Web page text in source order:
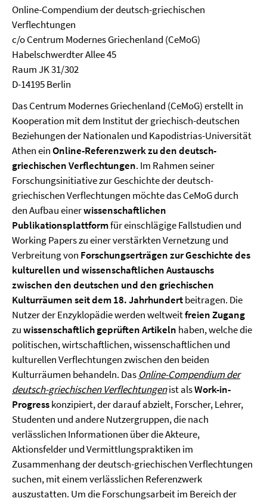
Online-Compendium der deutsch-griechischen
Verflechtungen
c/o Centrum Modernes Griechenland (CeMoG)
Habelschwerdter Allee 45
Raum JK 31/302
D-14195 Berlin
Das Centrum Modernes Griechenland (CeMoG) erstellt in
Kooperation mit dem Institut der griechisch-deutschen
Beziehungen der Nationalen und Kapodistrias-Universität
Athen einOnline-Referenzwerk zu den deutsch-
griechischen Verflechtungen. Im Rahmen seiner
Forschungsinitiative zur Geschichte der deutsch-
griechischen Verflechtungen möchte das CeMoG durch
den Aufbau einerwissenschaftlichen
Publikationsplattformfür einschlägige Fallstudien und
Working Papers zu einer verstärkten Vernetzung und
Verbreitung von Forschungserträgen zur Geschichte des
kulturellen und wissenschaftlichen Austauschs
zwischen den deutschen und den griechischen
Kulturräumen seit dem 18. Jahrhundertbeitragen. Die
Nutzer der Enzyklopädie werden weltweitfreien Zugang
zuwissenschaftlich geprüften Artikeln haben, welche die
politischen, wirtschaftlichen, wissenschaftlichen und
kulturellen Verflechtungen zwischen den beiden
Kulturräumen behandeln. Das Online-Compendium der
deutsch-griechischen Verflechtungenist alsWork-in-
Progresskonzipiert, der darauf abzielt, Forscher, Lehrer,
Studenten und andere Nutzergruppen, die nach
verlässlichen Informationen über die Akteure,
Aktionsfelder und Vermittlungspraktiken im
Zusammenhang der deutsch-griechischen Verflechtungen
suchen, mit einem verlässlichen Referenzwerk
auszustatten. Um die Forschungsarbeit im Bereich der